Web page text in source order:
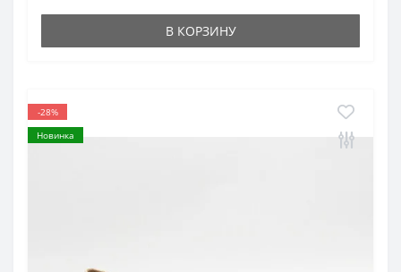
В КОРЗИНУ
-28%
Новинка